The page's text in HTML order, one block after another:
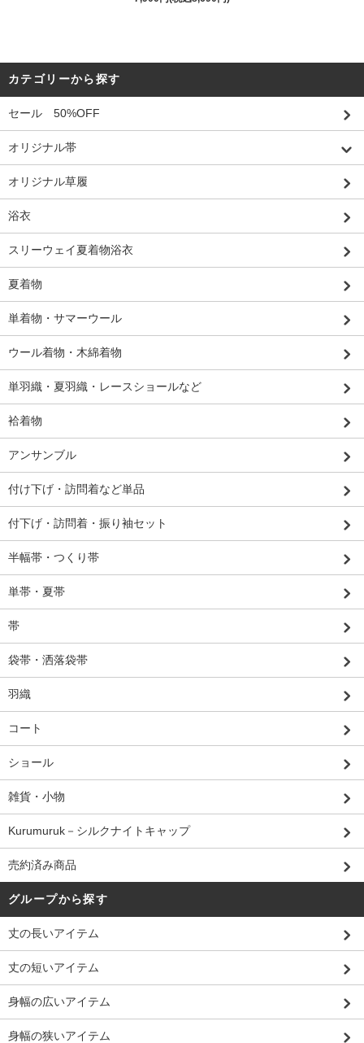
カテゴリーから探す
セール 50%OFF
オリジナル帯
オリジナル草履
浴衣
スリーウェイ夏着物浴衣
夏着物
単着物・サマーウール
ウール着物・木綿着物
単羽織・夏羽織・レースショールなど
袷着物
アンサンブル
付け下げ・訪問着など単品
付下げ・訪問着・振り袖セット
半幅帯・つくり帯
単帯・夏帯
帯
袋帯・洒落袋帯
羽織
コート
ショール
雑貨・小物
Kurumuruk－シルクナイトキャップ
売約済み商品
グループから探す
丈の長いアイテム
丈の短いアイテム
身幅の広いアイテム
身幅の狭いアイテム